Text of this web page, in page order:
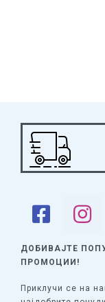
ДОБИВАЈТЕ
ПРОМОЦИИ!
Приклучи се на